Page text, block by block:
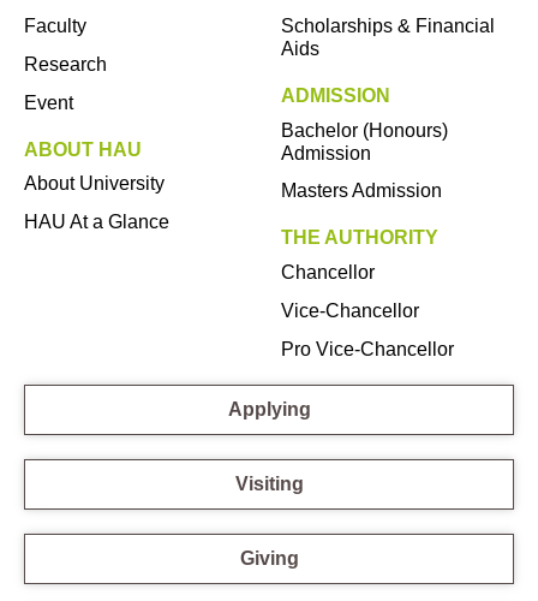
Faculty
Research
Event
ABOUT HAU
About University
HAU At a Glance
Scholarships & Financial
Aids
ADMISSION
Bachelor (Honours)
Admission
Masters Admission
THE AUTHORITY
Chancellor
Vice-Chancellor
Pro Vice-Chancellor
Applying
Visiting
Giving